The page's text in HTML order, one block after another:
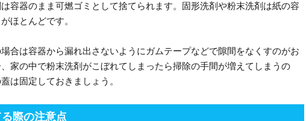
容器のまま可燃ゴミとして捨てられます。固形洗剤や粉末洗剤は紙の容
ほとんどです。
合は容器から漏れ出さないようにガムテープなどで隙間をなくすのがお
家の中で粉末洗剤がこぼれてしまったら掃除の手間が増えてしまうの
は固定しておきましょう。
際の注意点